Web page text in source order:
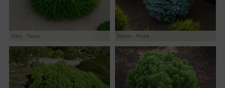
Eibe - Taxus Fichte - Picea